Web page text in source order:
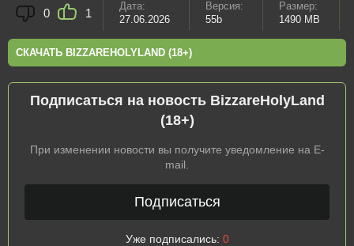
0 1
Дата:
27.06.2026
Версия:
55b
Размер:
1490 MB
СКАЧАТЬ BIZZAREHOLYLAND (18+)
Подписаться на новость BizzareHolyLand
(18+)
При изменении новости вы получите уведомление на E-
mail.
Подписаться
Уже подписались: 0